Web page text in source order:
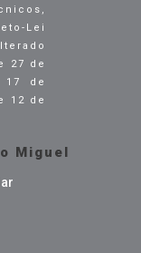
Lei
27 de
de
12 de
Miguel